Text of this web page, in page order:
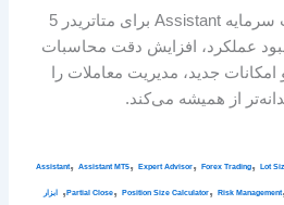
نسخه 66 اکسپرت مدیریت سرمایه Assistant برای متاتریدر 5
عملکرد، افزایش دقت محاسبات
جدید، مدیریت معاملات را
از همیشه می‌کند.
Assistant,Assistant MT5,Expert Advisor,Forex Trading,Lot
Partial Close,Position Size Calculator,Risk Management
, ابزار